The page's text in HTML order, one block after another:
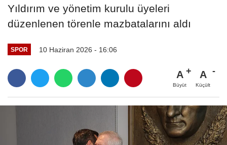
Yıldırım ve yönetim kurulu üyeleri
düzenlenen törenle mazbatalarını aldı
SPOR 10 Haziran 2026 - 16:06
A
Büyüt
A
Küçült